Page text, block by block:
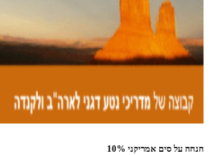
10% הנחה על סים אמריקני